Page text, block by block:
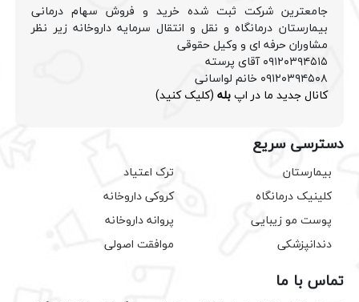
جامعترین شرکت ثبت شده خرید و فروش سهام درمانی
بیمارستان درمانگاه و نقل و انتقال سرمایه داروخانه زیر نظر
مشاوران حرفه ای و وکیل حقوقی
۰۹۱۲۰۳۹۴۵۱۵ آقای پرسته
۰۹۱۲۰۳۹۴۵۰۸ خانم لواسانی
کانال جدید ما در اپبله (کلیک کنید)
دسترسی سریع
بیمارستان
کلینیک درمانگاه
پوست مو زیبایی
دندانپزشکی
ترک اعتیاد
کروکی داروخانه
پروانه داروخانه
موافقت اصولی
تماس با ما